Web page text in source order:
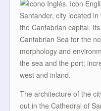
Santander, city located
the Cantabrian capital.
Cantabrian Sea for the
morphology and
the sea and the port;
west and inland.
The architecture of the
out in the Cathedral of